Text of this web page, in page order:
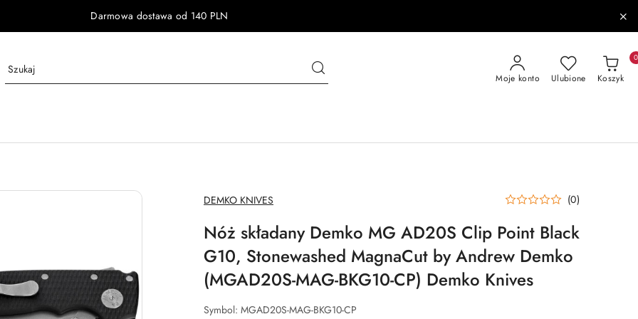
Darmowa dostawa od 140 PLN
Moje konto Ulubione Koszyk
0
NAZWA
PRODUCENTA:
DEMKO KNIVES (0)
Nóż składany Demko MG AD20S Clip Point Black
G10, Stonewashed MagnaCut by Andrew Demko
(MGAD20S-MAG-BKG10-CP) Demko Knives
Symbol: MGAD20S-MAG-BKG10-CP